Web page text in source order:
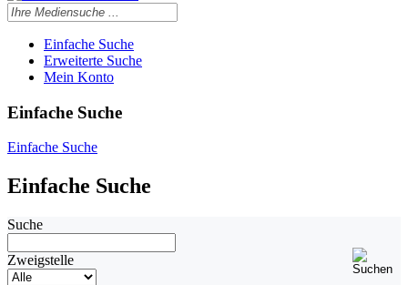
Einfache Suche
Erweiterte Suche
Mein Konto
Einfache Suche
Einfache Suche
Einfache Suche
Suche
Zweigstelle